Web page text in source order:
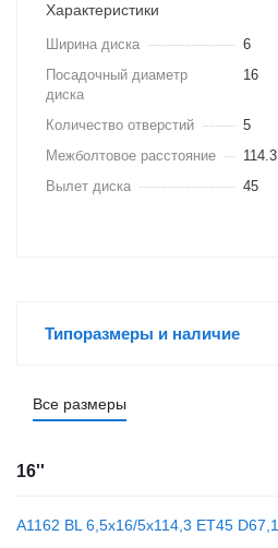
Характеристики
Ширина диска
6
Посадочный диаметр
диска
16
Количество отверстий
5
Межболтовое расстояние
114.3
Вылет диска
45
Типоразмеры и наличие
Все размеры
16''
А1162 BL 6,5x16/5x114,3 ET45 D67,1